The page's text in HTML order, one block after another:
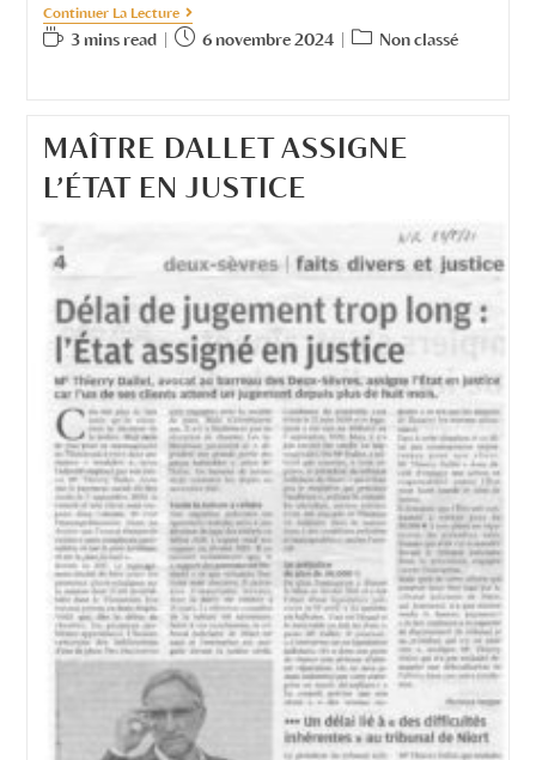
Continuer La Lecture
3 mins read 6 novembre 2024 Non classé
MAÎTRE DALLET ASSIGNE
L’ÉTAT EN JUSTICE